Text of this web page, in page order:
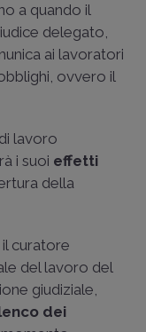
a quando il
delegato,
ai lavoratori
ovvero il
lavoro
i suoi effetti
della
curatore
del lavoro del
giudiziale,
dei